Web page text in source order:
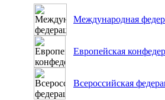
Международная
Европейская
Всероссийская